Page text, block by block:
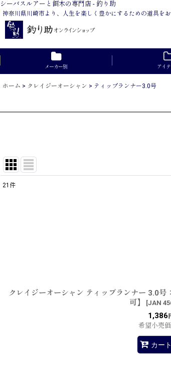
シーバスルアーと餌木の専門店 - 釣り助
神奈川県川崎市より、人生を楽しく豊かにするための道具を
メーカー別 アイテ
ホーム > クレイジーオーシャン > ティップランナー3.0号
21 件
クレイジーオーシャン ティップランナー 3.0
可】
[JAN
1,386
希望小売
カー